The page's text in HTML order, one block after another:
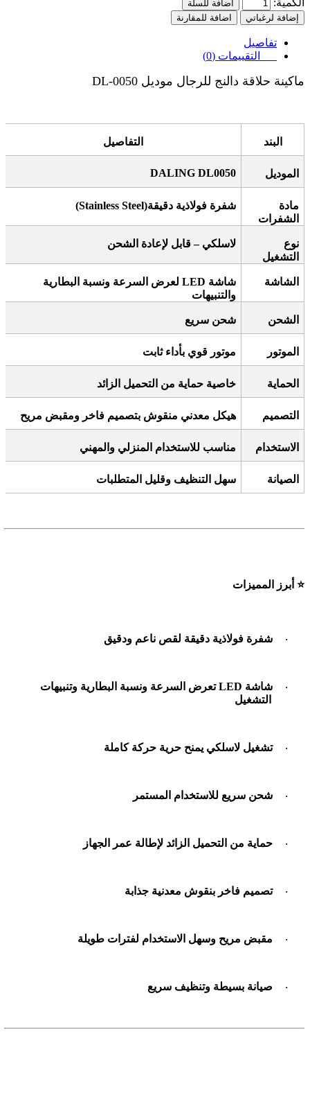
الكمية:
اضافة للسلة
إضافة لرغباتي
اضافة للمقارنة
تفاصيل
التقييمات (0)
ماكينة حلاقة دالنج للرجال موديل DL-0050
البند التفاصيل
الموديل DALING DL0050
مادة
الشفرات
شفرة فولاذية دقيقة(Stainless Steel)
نوع
التشغيل
لاسلكي – قابل لإعادة الشحن
الشاشة شاشة LED لعرض السرعة ونسبة البطارية
والتنبيهات
الشحن شحن سريع
الموتور موتور قوي بأداء ثابت
الحماية خاصية حماية من التحميل الزائد
التصميم هيكل معدني منقوش بتصميم فاخر ومقبض مريح
الاستخدام مناسب للاستخدام المنزلي والمهني
الصيانة سهل التنظيف وقليل المتطلبات
⭐ أبرز المميزات
· شفرة فولاذية دقيقة لقص ناعم ودقيق
· شاشة LEDتعرض السرعة ونسبة البطارية وتنبيهات
التشغيل
· تشغيل لاسلكي يمنح حرية حركة كاملة
· شحن سريع للاستخدام المستمر
· حماية من التحميل الزائد لإطالة عمر الجهاز
· تصميم فاخر بنقوش معدنية جذابة
· مقبض مريح وسهل الاستخدام لفترات طويلة
· صيانة بسيطة وتنظيف سريع